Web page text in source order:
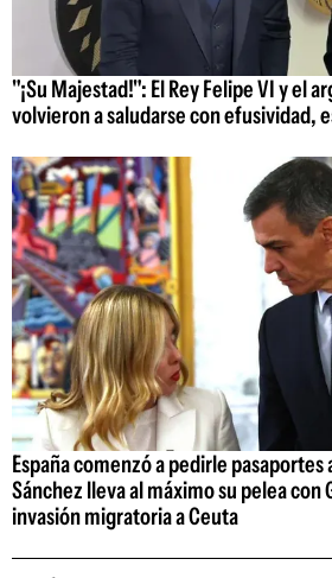
"¡Su Majestad!": El Rey Felipe VI y el
volvieron a saludarse con efusividad,
España comenzó a pedirle pasaportes
Sánchez lleva al máximo su pelea con
invasión migratoria a Ceuta